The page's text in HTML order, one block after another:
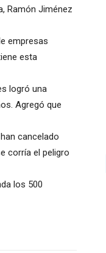
Ramón Jiménez
empresas
esta
logró una
Agregó que
cancelado
corría el peligro
los 500